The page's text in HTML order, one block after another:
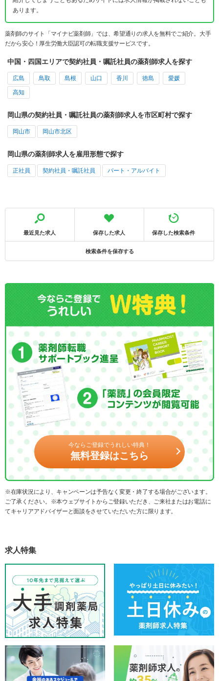
あります。
薬剤師のサイト「マイナビ薬剤師」では、希望通りの求人を無料でご紹介。大手
だから安心！厚生労働大臣認可の転職支援サービスです。
中国・四国エリアで契約社員・嘱託社員の薬剤師求人を探す
広島 鳥取 島根 山口 香川 徳島 愛媛
高知
岡山県の契約社員・嘱託社員の薬剤師求人を市区町村で探す
岡山市 岡山市北区
岡山県の薬剤師求人を雇用形態で探す
正社員 契約社員・嘱託社員 パート・アルバイト
最近見た求人 保存した求人 保存した検索条件
検索条件を保存する
今ならご登録でうれしい特典！
無料登録はこちら
※在庫状況により、キャンペーンは予告なく変更・終了する場合がございます。
ご了承ください。※本ウェブサイトからご登録いただき、ご来社またはお電話に
てキャリアアドバイザーと面談をさせていただいた方に限ります。
求人特集